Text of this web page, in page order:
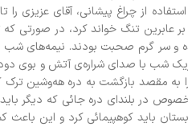
از چراغ پیشانی، آقای عزیزی
تنگ خواند کرد، در صورتی که
ساعت 3 شده هنوز نخوابیده و سر گرم
محل چادرها را به مقصد بازگشت به دره
در بلندای دره جائی که دیگر
آفتاب گرم تابستان باید کوهپیمائی